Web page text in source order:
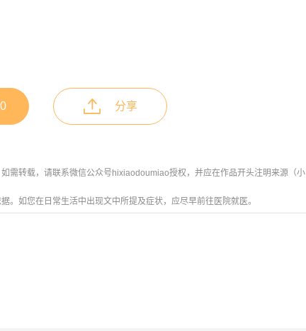
分享
需转载，请联系微信公众号hixiaodoumiao授权，并应在作品开头注明来源（小
。如您在日常生活中出现文中所提及症状，应尽早前往医院就医。